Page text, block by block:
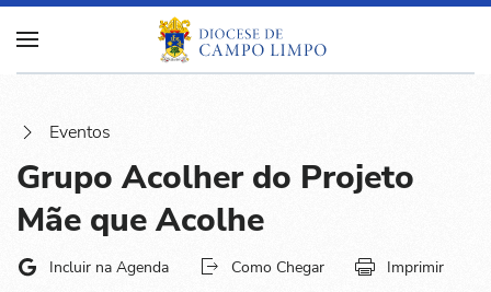
Eventos
Grupo Acolher do Projeto
Mãe que Acolhe
Incluir na Agenda Como Chegar Imprimir